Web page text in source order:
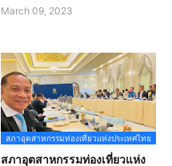
March 09, 2023
สภาอุตสาหกรรมท่องเที่ยวแห่งประเทศไทย
สภาอุตสาหกรรมท่องเที่ยวแห่ง